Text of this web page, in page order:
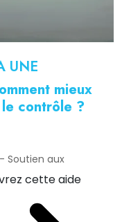
UNE
mieux
contrôle ?
Soutien aux
cette aide